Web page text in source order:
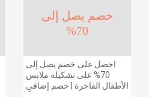
خصم يصل إلى
70%
احصل على خصم يصل إلى
70% على تشكيلة ملابس
الأطفال الفاخرة | خصم إضافي